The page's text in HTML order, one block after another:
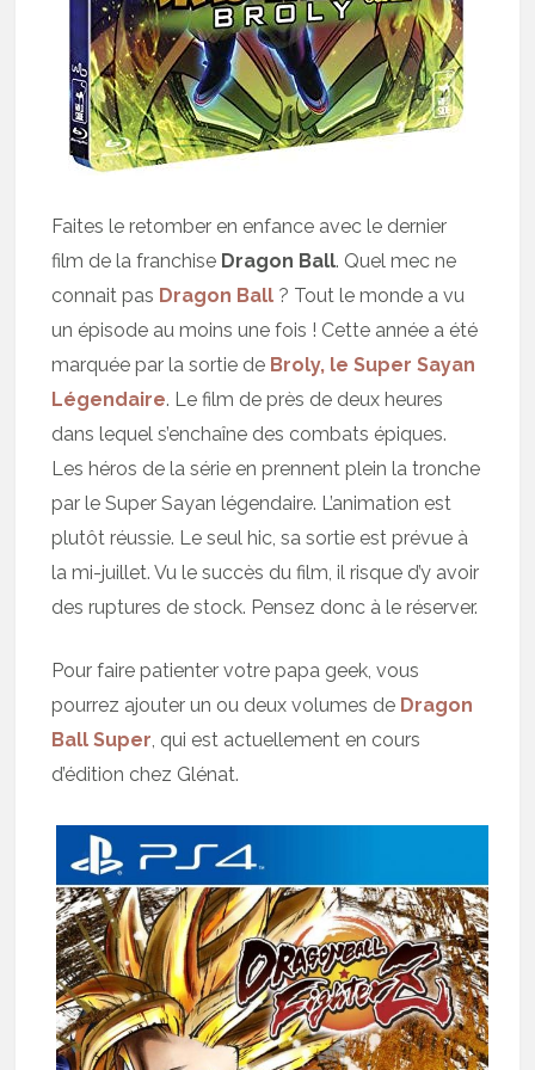
Faites le retomber en enfance avec le dernier
film de la franchise Dragon Ball. Quel mec ne
connait pas Dragon Ball ? Tout le monde a vu
un épisode au moins une fois ! Cette année a été
marquée par la sortie de Broly, le Super Sayan
Légendaire. Le film de près de deux heures
dans lequel s’enchaîne des combats épiques.
Les héros de la série en prennent plein la tronche
par le Super Sayan légendaire. L’animation est
plutôt réussie. Le seul hic, sa sortie est prévue à
la mi-juillet. Vu le succès du film, il risque d’y avoir
des ruptures de stock. Pensez donc à le réserver.
Pour faire patienter votre papa geek, vous
pourrez ajouter un ou deux volumes de Dragon
Ball Super, qui est actuellement en cours
d’édition chez Glénat.